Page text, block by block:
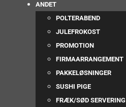
ANDET
POLTERABEND
JULEFROKOST
PROMOTION
FIRMAARRANGEMENT
PAKKELØSNINGER
SUSHI PIGE
FRÆK/SØD SERVERING